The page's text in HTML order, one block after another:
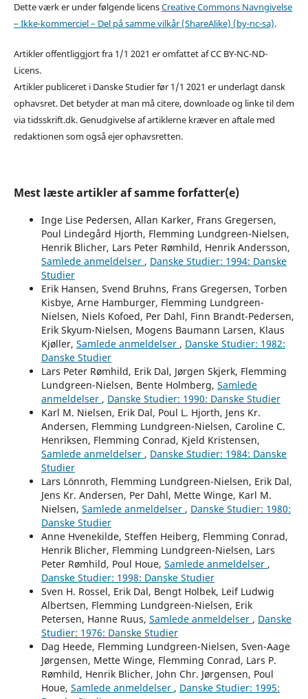
Dette værk er under følgende licensCreative Commons Navngivelse
– Ikke-kommerciel – Del på samme vilkår (ShareAlike) (by-nc-sa).
Artikler offentliggjort fra 1/1 2021 er omfattet af CC BY-NC-ND-
Licens.
Artikler publiceret i Danske Studier før 1/1 2021 er underlagt dansk
ophavsret. Det betyder at man må citere, downloade og linke til dem
via tidsskrift.dk. Genudgivelse af artiklerne kræver en aftale med
redaktionen som også ejer ophavsretten.
Mest læste artikler af samme forfatter(e)
Inge Lise Pedersen, Allan Karker, Frans Gregersen,
Poul Lindegård Hjorth, Flemming Lundgreen-Nielsen,
Henrik Blicher, Lars Peter Rømhild, Henrik Andersson,
Samlede anmeldelser , Danske Studier: 1994: Danske
Studier
Erik Hansen, Svend Bruhns, Frans Gregersen, Torben
Kisbye, Arne Hamburger, Flemming Lundgreen-
Nielsen, Niels Kofoed, Per Dahl, Finn Brandt-Pedersen,
Erik Skyum-Nielsen, Mogens Baumann Larsen, Klaus
Kjøller, Samlede anmeldelser , Danske Studier: 1982:
Danske Studier
Lars Peter Rømhild, Erik Dal, Jørgen Skjerk, Flemming
Lundgreen-Nielsen, Bente Holmberg, Samlede
anmeldelser , Danske Studier: 1990: Danske Studier
Karl M. Nielsen, Erik Dal, Poul L. Hjorth, Jens Kr.
Andersen, Flemming Lundgreen-Nielsen, Caroline C.
Henriksen, Flemming Conrad, Kjeld Kristensen,
Samlede anmeldelser , Danske Studier: 1984: Danske
Studier
Lars Lönnroth, Flemming Lundgreen-Nielsen, Erik Dal,
Jens Kr. Andersen, Per Dahl, Mette Winge, Karl M.
Nielsen, Samlede anmeldelser , Danske Studier: 1980:
Danske Studier
Anne Hvenekilde, Steffen Heiberg, Flemming Conrad,
Henrik Blicher, Flemming Lundgreen-Nielsen, Lars
Peter Rømhild, Poul Houe, Samlede anmeldelser ,
Danske Studier: 1998: Danske Studier
Sven H. Rossel, Erik Dal, Bengt Holbek, Leif Ludwig
Albertsen, Flemming Lundgreen-Nielsen, Erik
Petersen, Hanne Ruus, Samlede anmeldelser , Danske
Studier: 1976: Danske Studier
Dag Heede, Flemming Lundgreen-Nielsen, Sven-Aage
Jørgensen, Mette Winge, Flemming Conrad, Lars P.
Rømhild, Henrik Blicher, John Chr. Jørgensen, Poul
Houe, Samlede anmeldelser , Danske Studier: 1995: